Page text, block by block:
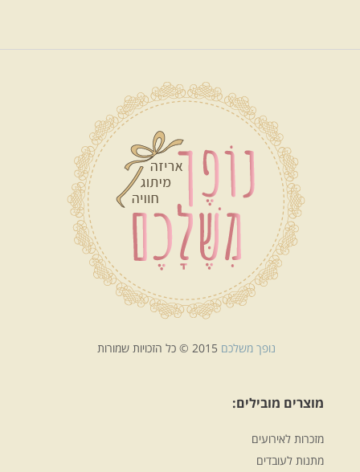
נופך משלכם
מוצרים מובילים:
מזכרות לאירועים
מתנות לעובדים